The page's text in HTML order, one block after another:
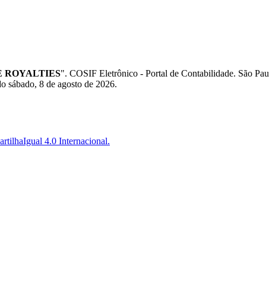
ROYALTIES". COSIF Eletrônico - Portal de Contabilidade. São
sábado, 8 de agosto de 2026.
4.0 Internacional.